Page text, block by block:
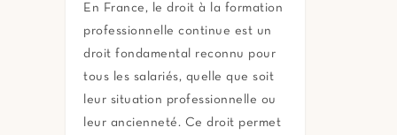
En France, le droit à la formation
professionnelle continue est un
droit fondamental reconnu pour
tous les salariés, quelle que soit
leur situation professionnelle ou
leur ancienneté. Ce droit permet